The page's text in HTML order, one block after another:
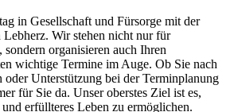
in Gesellschaft und Fürsorge mit der
Lebherz. Wir stehen nicht nur für
organisieren auch Ihren
wichtige Termine im Auge. Ob Sie nach
oder Unterstützung bei der Terminplanung
für Sie da. Unser oberstes Ziel ist es,
erfüllteres Leben zu ermöglichen.